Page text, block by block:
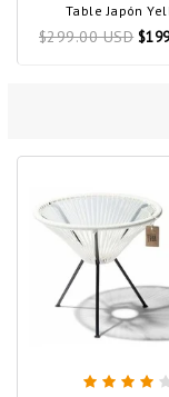
Table Japón
$299.00 USD